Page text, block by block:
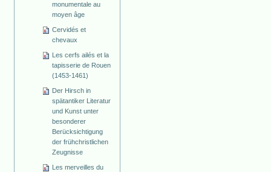
monumentale au
moyen âge
Cervidés et
chevaux
Les cerfs ailés et la
tapisserie de Rouen
(1453-1461)
Der Hirsch in
spätantiker Literatur
und Kunst unter
besonderer
Berücksichtigung
der frühchristlichen
Zeugnisse
Les merveilles du